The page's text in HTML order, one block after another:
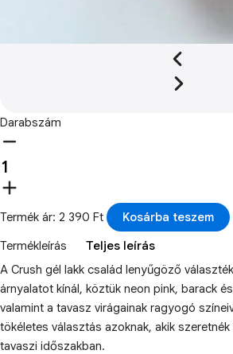
Darabszám
Termék ár: 2 390 Ft
Kosárba teszem
Termékleírás
Teljes leírás
A Crush gél lakk család lenyűgöző
árnyalatot kínál, köztük neon pink, barack
valamint a tavasz virágainak ragyogó
tökéletes választás azoknak, akik
tavaszi időszakban.